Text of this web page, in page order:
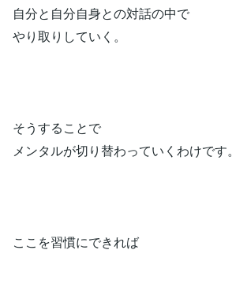
自分と自分自身との対話の中で
やり取りしていく。
そうすることで
メンタルが切り替わっていくわけです。
ここを習慣にできれば